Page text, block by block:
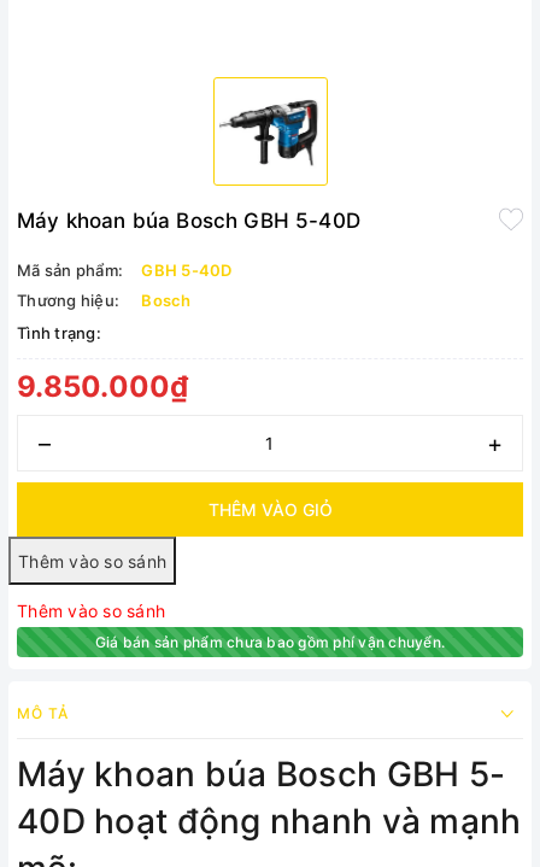
Máy khoan búa Bosch GBH 5-40D
Mã sản phẩm:
GBH 5-40D
Thương hiệu:
Bosch
Tình trạng:
9.850.000₫
– +
THÊM VÀO GIỎ
Thêm vào so sánh
Giá bán sản phẩm chưa bao gồm phí vận chuyển.
MÔ TẢ
Máy khoan búa Bosch GBH 5-
40D hoạt động nhanh và mạnh